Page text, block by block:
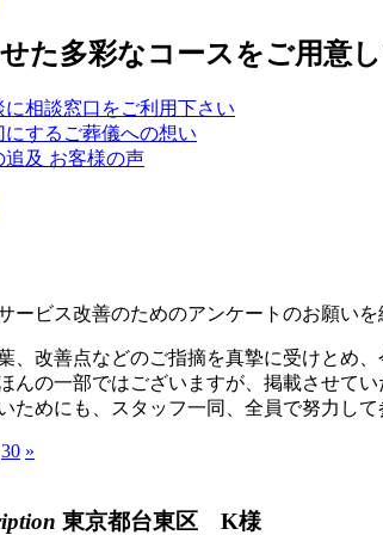
ービス改善のためのアンケートのお願いを
、改善点などのご指摘を真摯に受けとめ
んの一部ではございますが、掲載させてい
ためにも、スタッフ一同、全員で努力して
30 »
東京都台東区 K様